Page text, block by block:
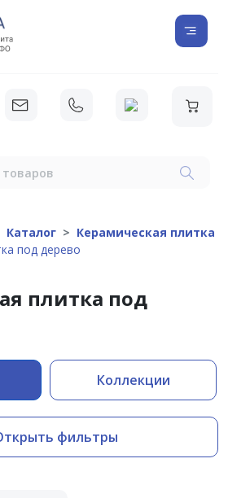
Каталог
Керамическая плитка
под дерево
плитка под
Коллекции
фильтры